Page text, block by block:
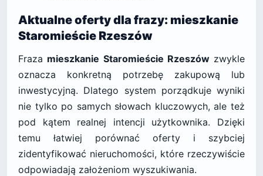
Aktualne oferty dla frazy: mieszkanie
Staromieście Rzeszów
Fraza mieszkanie Staromieście Rzeszówzwykle
oznacza konkretną potrzebę zakupową lub
inwestycyjną. Dlatego system porządkuje wyniki
nie tylko po samych słowach kluczowych, ale też
pod kątem realnej intencji użytkownika. Dzięki
temu łatwiej porównać oferty i szybciej
zidentyfikować nieruchomości, które rzeczywiście
odpowiadają założeniom wyszukiwania.